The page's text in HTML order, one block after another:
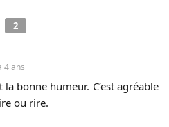
2
4 ans
bonne humeur. C’est agréable
ou rire.